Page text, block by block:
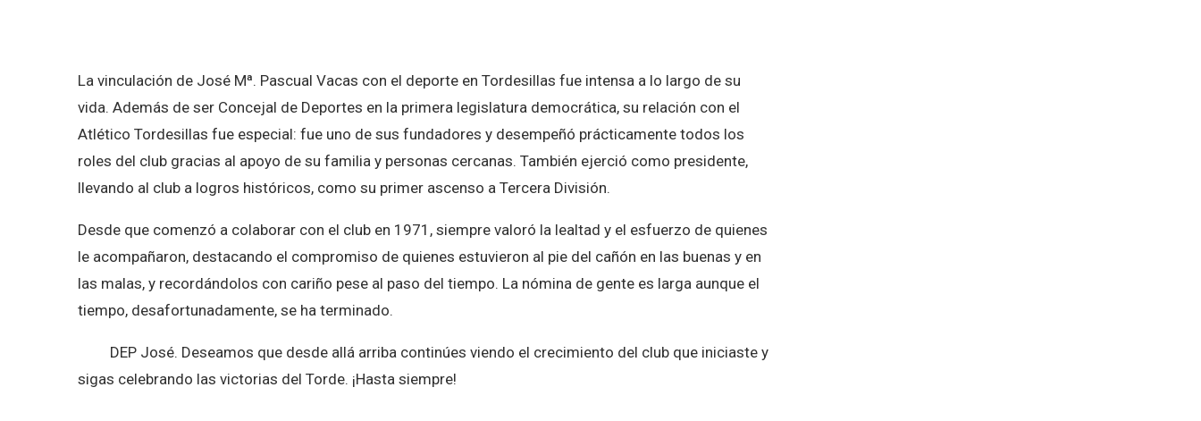
La vinculación de José Mª. Pascual Vacas con el deporte en Tordesillas fue intensa a lo largo de su
vida. Además de ser Concejal de Deportes en la primera legislatura democrática, su relación con el
Atlético Tordesillas fue especial: fue uno de sus fundadores y desempeñó prácticamente todos los
roles del club gracias al apoyo de su familia y personas cercanas. También ejerció como presidente,
llevando al club a logros históricos, como su primer ascenso a Tercera División.
Desde que comenzó a colaborar con el club en 1971, siempre valoró la lealtad y el esfuerzo de quienes
le acompañaron, destacando el compromiso de quienes estuvieron al pie del cañón en las buenas y en
las malas, y recordándolos con cariño pese al paso del tiempo. La nómina de gente es larga aunque el
tiempo, desafortunadamente, se ha terminado.
DEP José. Deseamos que desde allá arriba continúes viendo el crecimiento del club que iniciaste y
sigas celebrando las victorias del Torde. ¡Hasta siempre!